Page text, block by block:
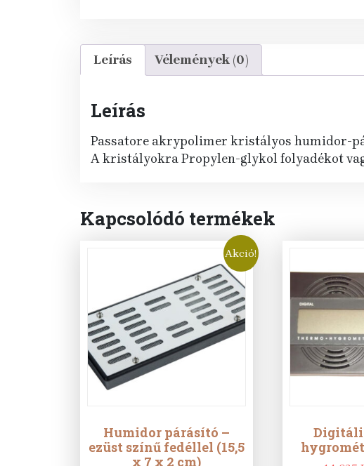
Leírás Vélemények (0)
Leírás
Passatore akrypolimer kristályos humidor-
A kristályokra Propylen-glykol folyadékot
Kapcsolódó termékek
Akció!
Humidor párásító –
ezüst színű fedéllel (15,5
x 7 x 2 cm)